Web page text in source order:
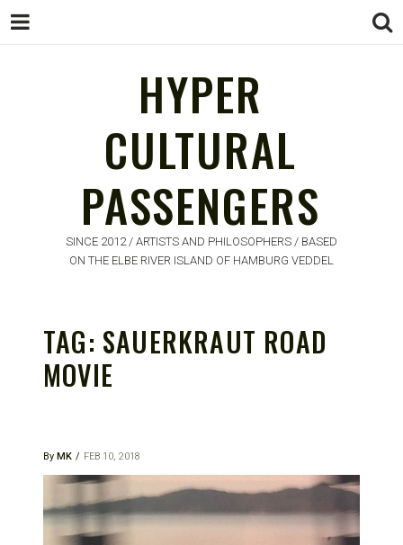
HYPER
CULTURAL
PASSENGERS
SINCE 2012 / ARTISTS AND PHILOSOPHERS / BASED
ON THE ELBE RIVER ISLAND OF HAMBURG VEDDEL
TAG: SAUERKRAUT ROAD
MOVIE
By MK FEB 10, 2018
HYPER
CULTURAL
PASSENGERS